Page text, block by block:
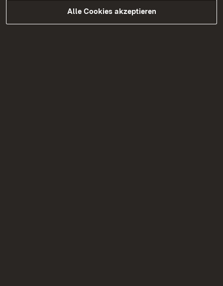
verkürzen die Wartezeiten:
Alle Cookies akzeptieren